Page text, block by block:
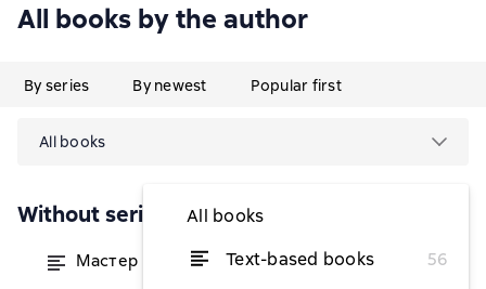
All books by the author
By series By newest Popular first
All books
All books
Text-based books
56
Without series
Мастер Путей смерти from $2.06